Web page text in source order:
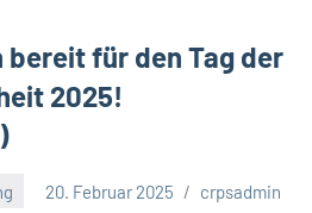
bereit für den Tag der
2025!
20. Februar 2025 crpsadmin